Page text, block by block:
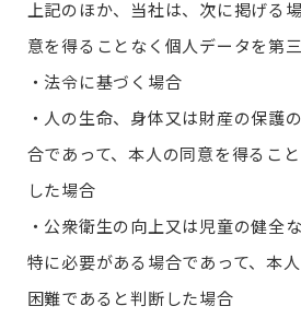
上記のほか、当社は、次に掲げる
意を得ることなく個人データを第
・法令に基づく場合
・人の生命、身体又は財産の保護
合であって、本人の同意を得るこ
した場合
・公衆衛生の向上又は児童の健全
特に必要がある場合であって、本
困難であると判断した場合